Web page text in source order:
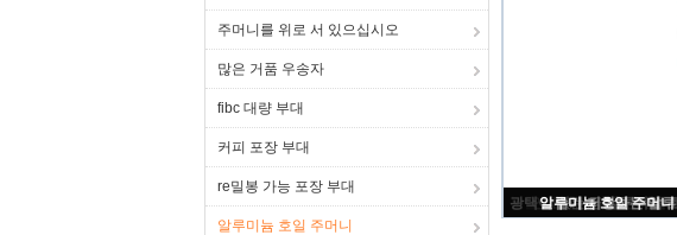
주머니를 위로 서 있으십시오
많은 거품 우송자
fibc 대량 부대
커피 포장 부대
re밀봉 가능 포장 부대
알루미늄 호일 주머니